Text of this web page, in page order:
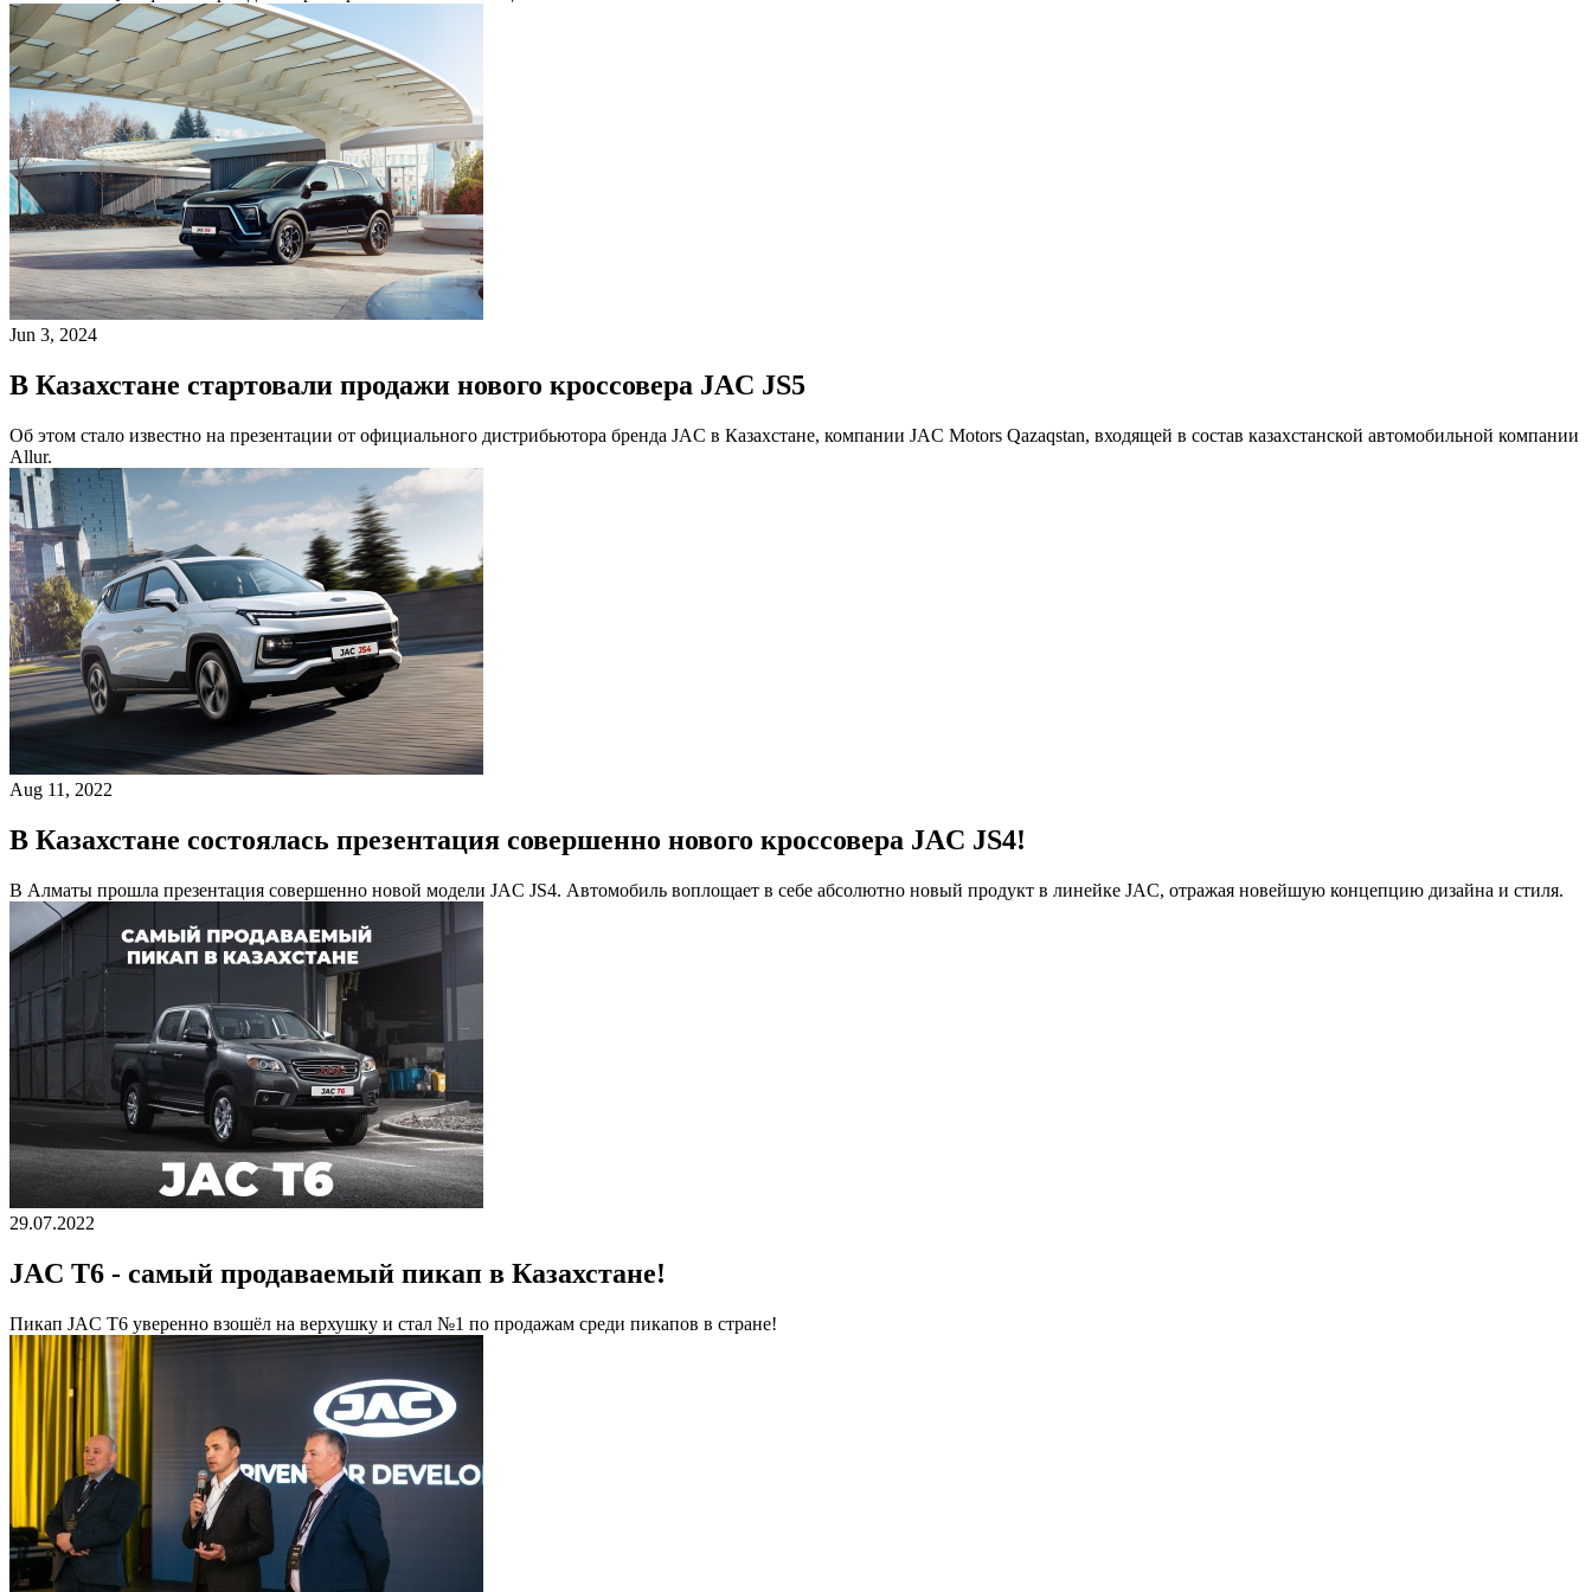
Jun 3, 2024
В Казахстане стартовали продажи нового кроссовера JAC JS5
Об этом стало известно на презентации от официального дистрибьютора бренда JAC в Казахстане, компании JAC Motors Qazaqstan, входящей в состав казахстанской автомобильной компании
Allur.
Aug 11, 2022
В Казахстане состоялась презентация совершенно нового кроссовера JAC JS4!
В Алматы прошла презентация совершенно новой модели JAC JS4. Автомобиль воплощает в себе абсолютно новый продукт в линейке JAC, отражая новейшую концепцию дизайна и стиля.
29.07.2022
JAC T6 - самый продаваемый пикап в Казахстане!
Пикап JAC T6 уверенно взошёл на верхушку и стал №1 по продажам среди пикапов в стране!